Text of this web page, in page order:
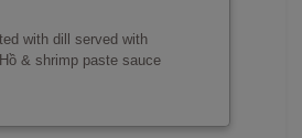
with dill served with
& shrimp paste sauce